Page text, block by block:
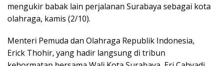
mengukir babak lain perjalanan Surabaya sebagai kota
olahraga, kamis (2/10).
Menteri Pemuda dan Olahraga Republik Indonesia,
Erick Thohir, yang hadir langsung di tribun